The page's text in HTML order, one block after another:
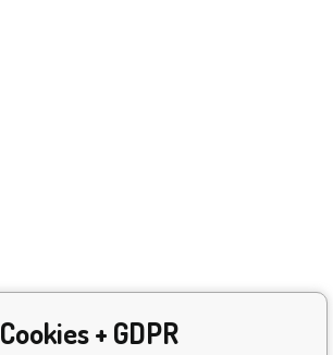
Cookies + GDPR